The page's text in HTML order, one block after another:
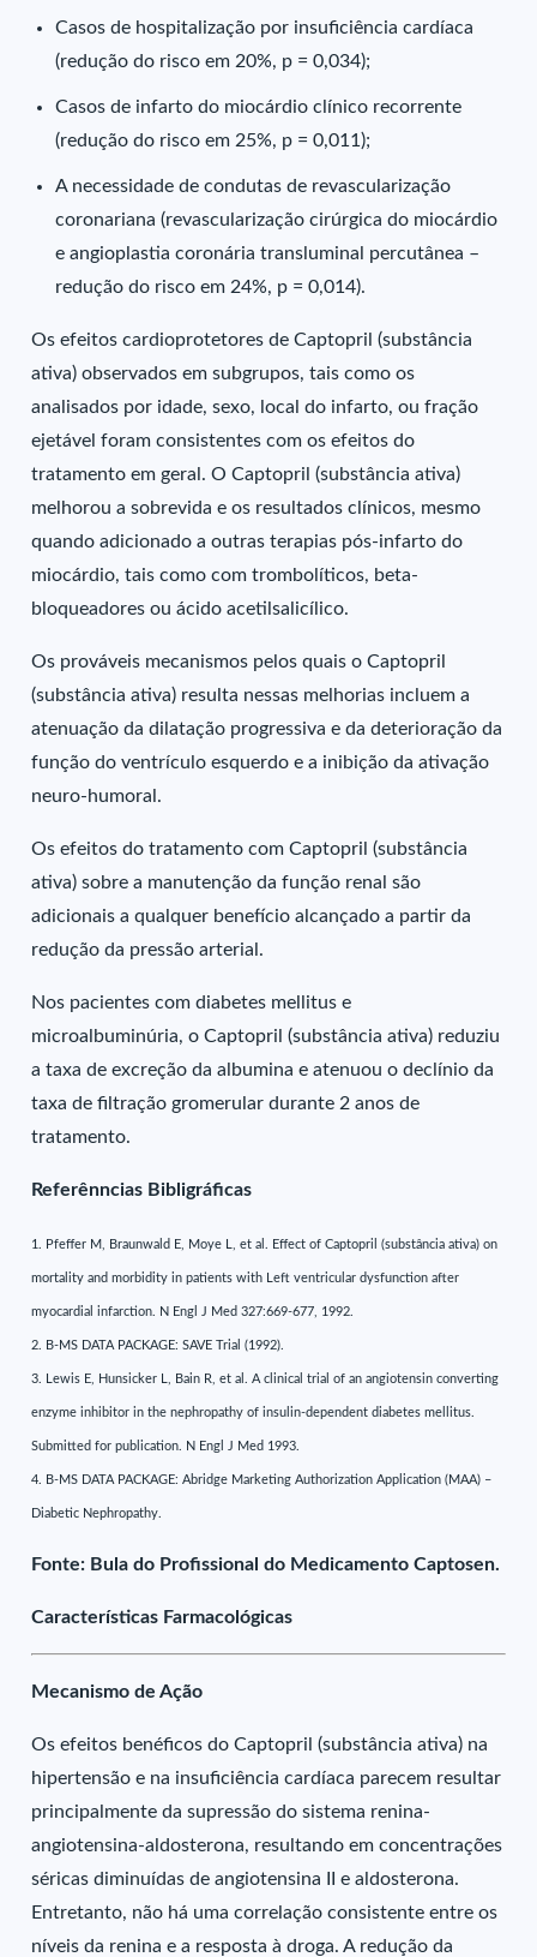
Casos de hospitalização por insuficiência cardíaca
(redução do risco em 20%, p = 0,034);
Casos de infarto do miocárdio clínico recorrente
(redução do risco em 25%, p = 0,011);
A necessidade de condutas de revascularização
coronariana (revascularização cirúrgica do miocárdio
e angioplastia coronária transluminal percutânea –
redução do risco em 24%, p = 0,014).
Os efeitos cardioprotetores de Captopril (substância
ativa) observados em subgrupos, tais como os
analisados por idade, sexo, local do infarto, ou fração
ejetável foram consistentes com os efeitos do
tratamento em geral. O Captopril (substância ativa)
melhorou a sobrevida e os resultados clínicos, mesmo
quando adicionado a outras terapias pós-infarto do
miocárdio, tais como com trombolíticos, beta-
bloqueadores ou ácido acetilsalicílico.
Os prováveis mecanismos pelos quais o Captopril
(substância ativa) resulta nessas melhorias incluem a
atenuação da dilatação progressiva e da deterioração da
função do ventrículo esquerdo e a inibição da ativação
neuro-humoral.
Os efeitos do tratamento com Captopril (substância
ativa) sobre a manutenção da função renal são
adicionais a qualquer benefício alcançado a partir da
redução da pressão arterial.
Nos pacientes com diabetes mellitus e
microalbuminúria, o Captopril (substância ativa) reduziu
a taxa de excreção da albumina e atenuou o declínio da
taxa de filtração gromerular durante 2 anos de
tratamento.
Referênncias Bibligráficas
1. Pfeffer M, Braunwald E, Moye L, et al. Effect of Captopril (substância ativa) on
mortality and morbidity in patients with Left ventricular dysfunction after
myocardial infarction. N Engl J Med 327:669-677, 1992.
2. B-MS DATA PACKAGE: SAVE Trial (1992).
3. Lewis E, Hunsicker L, Bain R, et al. A clinical trial of an angiotensin converting
enzyme inhibitor in the nephropathy of insulin-dependent diabetes mellitus.
Submitted for publication. N Engl J Med 1993.
4. B-MS DATA PACKAGE: Abridge Marketing Authorization Application (MAA) –
Diabetic Nephropathy.
Fonte: Bula do Profissional do Medicamento Captosen.
Características Farmacológicas
Mecanismo de Ação
Os efeitos benéficos do Captopril (substância ativa) na
hipertensão e na insuficiência cardíaca parecem resultar
principalmente da supressão do sistema renina-
angiotensina-aldosterona, resultando em concentrações
séricas diminuídas de angiotensina II e aldosterona.
Entretanto, não há uma correlação consistente entre os
níveis da renina e a resposta à droga. A redução da